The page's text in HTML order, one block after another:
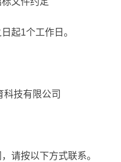
起1个工作日。
科技有限公司
请按以下方式联系。